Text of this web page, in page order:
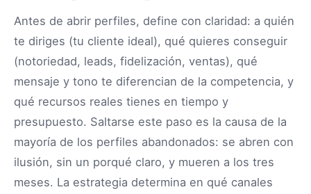
Antes de abrir perfiles, define con claridad: a quién
te diriges (tu cliente ideal), qué quieres conseguir
(notoriedad, leads, fidelización, ventas), qué
mensaje y tono te diferencian de la competencia, y
qué recursos reales tienes en tiempo y
presupuesto. Saltarse este paso es la causa de la
mayoría de los perfiles abandonados: se abren con
ilusión, sin un porqué claro, y mueren a los tres
meses. La estrategia determina en qué canales